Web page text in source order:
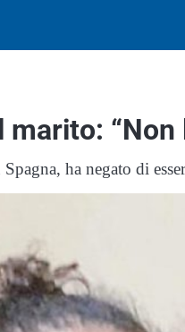
“Non
ha negato di